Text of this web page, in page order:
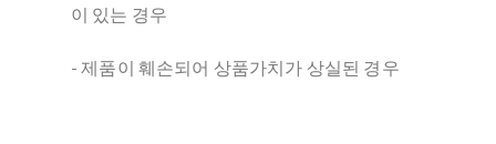
이 있는 경우
- 제품이 훼손되어 상품가치가 상실된 경우